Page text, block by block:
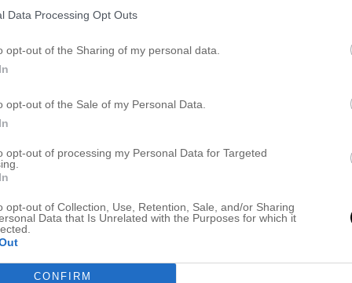
Data Processing Opt Outs
opt-out of the Sharing of my personal data.
opt-out of the Sale of my Personal Data.
opt-out of processing my Personal Data for Targeted
opt-out of Collection, Use, Retention, Sale, and/or Sharing
Data that Is Unrelated with the Purposes for which it
CONFIRM
ha större än strl 36, och av någon märklig
Det har du förstås märkt också! :/
är ute efter blir det ju ännu svårare med bra passform.
dig så som en smäck! =)